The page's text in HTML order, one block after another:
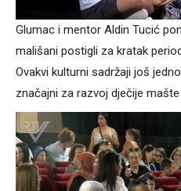
Glumac i mentor Aldin Tucić
mališani postigli za kratak
Ovakvi kulturni sadržaji još
značajni za razvoj dječije